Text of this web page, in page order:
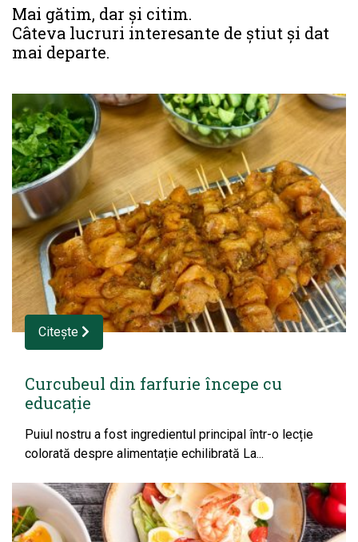
Mai gătim, dar și citim.
Câteva lucruri interesante de știut și dat
mai departe.
Citește
Curcubeul din farfurie începe cu
educație
Puiul nostru a fost ingredientul principal într-o lecție
colorată despre alimentație echilibrată La...